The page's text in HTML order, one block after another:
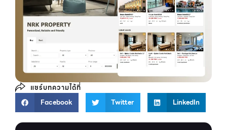
แชร์บทความได้ที่
Facebook
Twitter LinkedIn